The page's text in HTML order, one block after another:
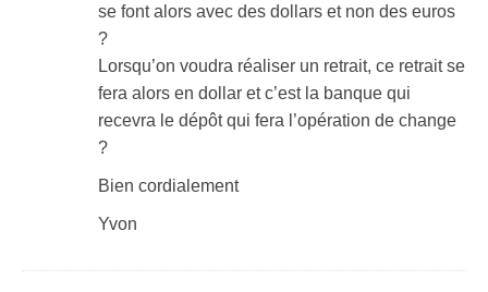
se font alors avec des dollars et non des euros
?
Lorsqu’on voudra réaliser un retrait, ce retrait se
fera alors en dollar et c’est la banque qui
recevra le dépôt qui fera l’opération de change
?
Bien cordialement
Yvon